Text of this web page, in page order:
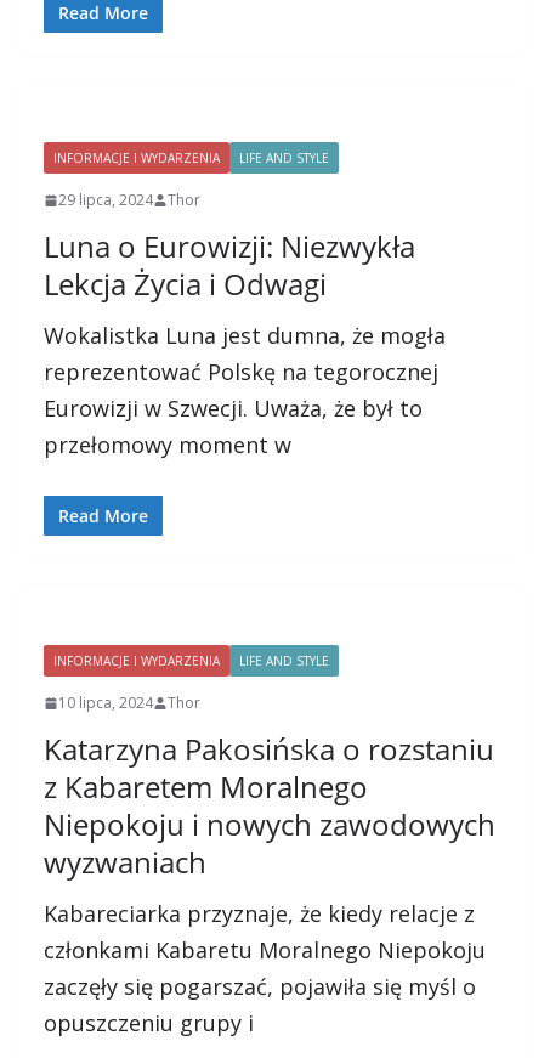
Read More
INFORMACJE I WYDARZENIA LIFE AND STYLE
29 lipca, 2024 Thor
Luna o Eurowizji: Niezwykła
Lekcja Życia i Odwagi
Wokalistka Luna jest dumna, że mogła
reprezentować Polskę na tegorocznej
Eurowizji w Szwecji. Uważa, że był to
przełomowy moment w
Read More
INFORMACJE I WYDARZENIA LIFE AND STYLE
10 lipca, 2024 Thor
Katarzyna Pakosińska o rozstaniu
z Kabaretem Moralnego
Niepokoju i nowych zawodowych
wyzwaniach
Kabareciarka przyznaje, że kiedy relacje z
członkami Kabaretu Moralnego Niepokoju
zaczęły się pogarszać, pojawiła się myśl o
opuszczeniu grupy i